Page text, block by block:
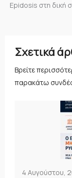
Epidosis στη δική
Σχετικά
Βρείτε
παρακάτω
4 Αυγούστου,